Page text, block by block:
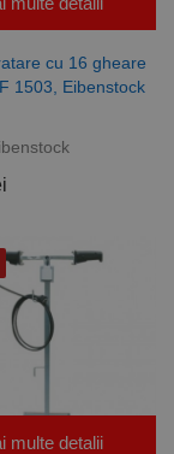
cu 16 gheare
1503, Eibenstock
multe detalii
de analiză a
Acest cookie
pentru a